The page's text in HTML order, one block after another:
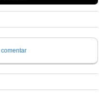
comentar